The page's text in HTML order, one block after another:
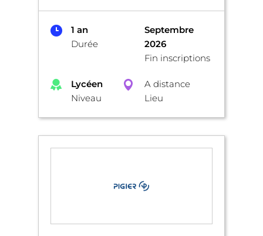
1 an
Durée
Septembre
2026
Fin inscriptions
Lycéen
Niveau
A distance
Lieu